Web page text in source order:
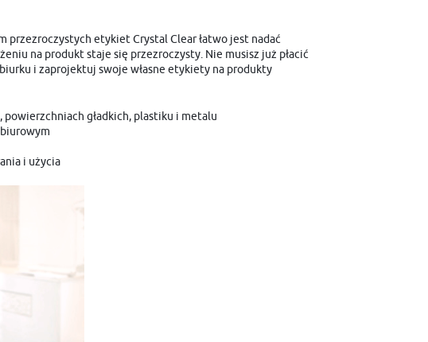
przezroczystych etykiet Crystal Clear łatwo jest nadać
na produkt staje się przezroczysty. Nie musisz już płacić
i zaprojektuj swoje własne etykiety na produkty
powierzchniach gładkich, plastiku i metalu
i użycia
i umożliwiają Ci
Twoich
cookies